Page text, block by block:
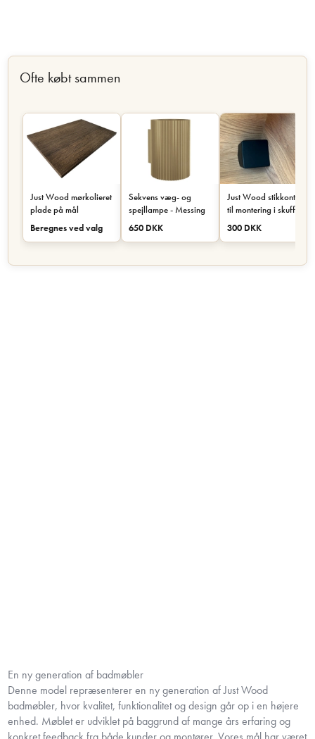
Ofte købt sammen
Just Wood mørkolieret
plade på mål
Beregnes ved valg
Sekvens væg- og
spejllampe - Messing
650 DKK
Just Wood stikkontakt
til montering i skuffe
eller skab - Sort
300 DKK
En ny generation af badmøbler
Denne model repræsenterer en ny generation af Just Wood
badmøbler, hvor kvalitet, funktionalitet og design går op i en højere
enhed. Møblet er udviklet på baggrund af mange års erfaring og